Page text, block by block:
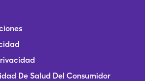
De Salud Del Consumidor